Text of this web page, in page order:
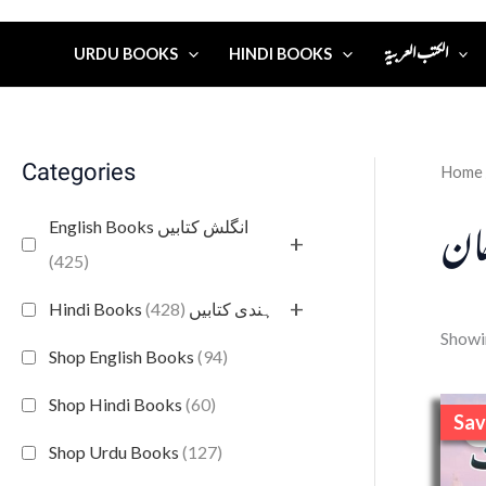
URDU BOOKS HINDI BOOKS الكتب العربية
Categories
English Books انگلش کتابیں
(425)
+
Hindi Books ہندی کتابیں (428) +
Shop English Books (94)
Shop Hindi Books (60)
Shop Urdu Books (127)
Home